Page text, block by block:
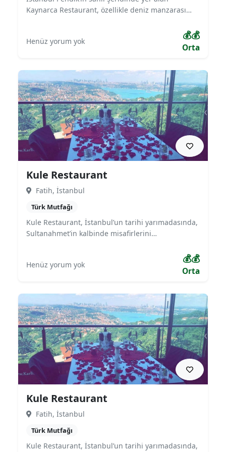
Kaynarca Restaurant, özellikle deniz manzarası
lezzetleriyle öne çıkmaktadır. Izgara çeşitleri, deniz
ürünleri ve yöresel tatlarla misafirlerine zengin bir
gündüz hem de akşam tercih edilen mekanlardan
biridir.
Henüz yorum yok 💰💰
Orta
Kule Restaurant
Fatih, İstanbul
Türk Mutfağı
Kule Restaurant, İstanbul’un tarihi yarımadasında,
Sultanahmet’in kalbinde misafirlerini
ve dünya mutfağından özenle seçilmiş lezzetleri
sunan mekan, tarihi dokusu ve şehrin büyüleyici
özel davetler için ideal bir mekandır.
Henüz yorum yok 💰💰
Orta
Kule Restaurant
Fatih, İstanbul
Türk Mutfağı
Kule Restaurant, İstanbul’un tarihi yarımadasında,